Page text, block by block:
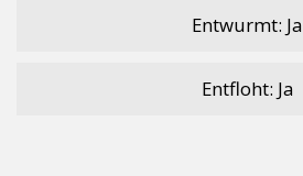
Entwurmt: Ja
Entfloht: Ja